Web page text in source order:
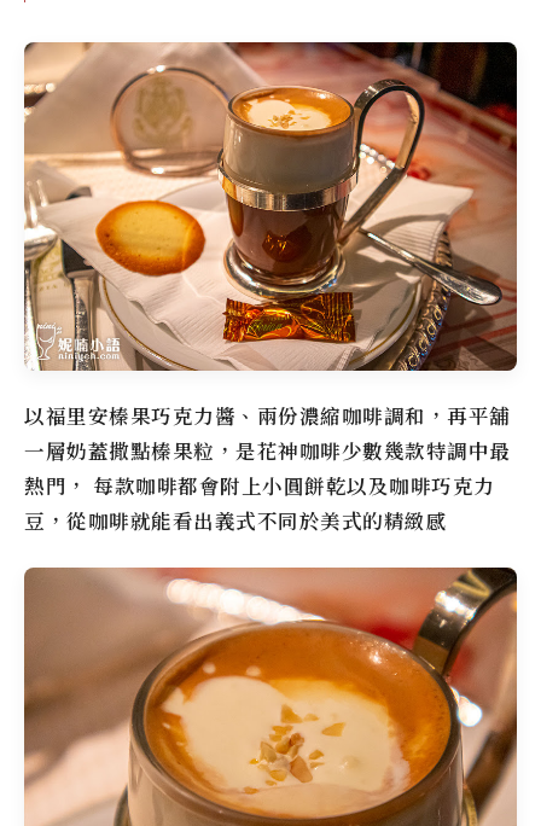
以福里安榛果巧克力醬、兩份濃縮咖啡調和，再平舖
一層奶蓋撒點榛果粒，是花神咖啡少數幾款特調中最
熱門， 每款咖啡都會附上小圓餅乾以及咖啡巧克力
豆，從咖啡就能看出義式不同於美式的精緻感